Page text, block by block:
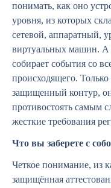
понимать, как оно
уровня, из которых
сетевой, аппаратный,
виртуальных машин. А
собирает события со
происходящего.
защищенный контур,
противостоять самым
жесткие требования
Что вы заберете с
Четкое понимание, из
защищённая